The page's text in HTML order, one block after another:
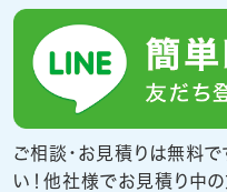
ご相談・お見積りは無料
い！他社様でお見積り中の